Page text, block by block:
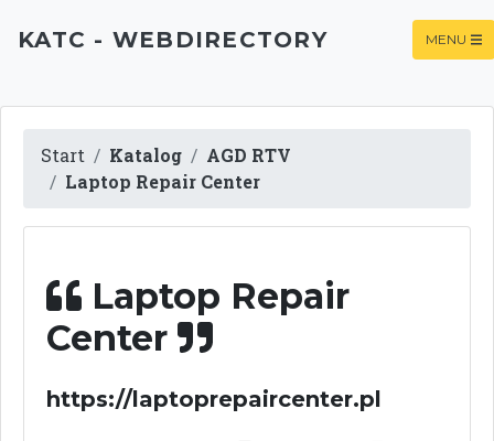
KATC - WEBDIRECTORY MENU
Start Katalog
AGD RTV
Laptop Repair Center
Laptop Repair
Center
https://laptoprepaircenter.pl